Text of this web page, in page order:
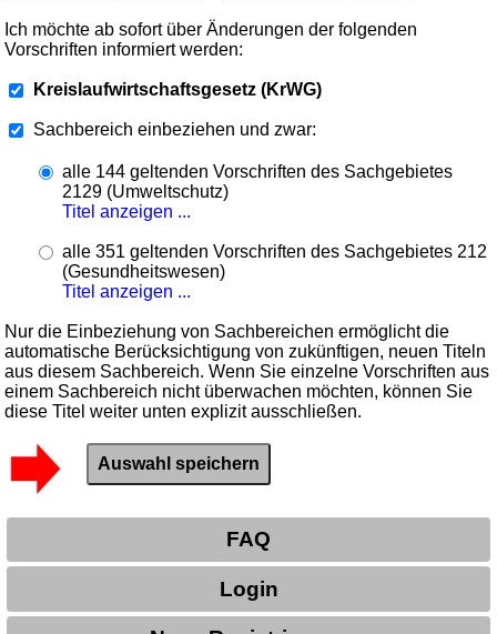
Ich möchte ab sofort über Änderungen der folgenden
Vorschriften informiert werden:
Kreislaufwirtschaftsgesetz (KrWG)
Sachbereich einbeziehen und zwar:
alle 144 geltenden Vorschriften des Sachgebietes
2129 (Umweltschutz)
Titel anzeigen ...
alle 351 geltenden Vorschriften des Sachgebietes 212
(Gesundheitswesen)
Titel anzeigen ...
Nur die Einbeziehung von Sachbereichen ermöglicht die
automatische Berücksichtigung von zukünftigen, neuen Titeln
aus diesem Sachbereich. Wenn Sie einzelne Vorschriften aus
einem Sachbereich nicht überwachen möchten, können Sie
diese Titel weiter unten explizit ausschließen.
FAQ
Login